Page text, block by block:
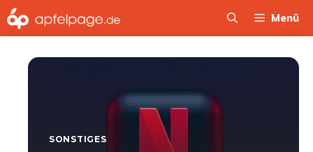
Zum
Inhalt
Menü
SONSTIGES